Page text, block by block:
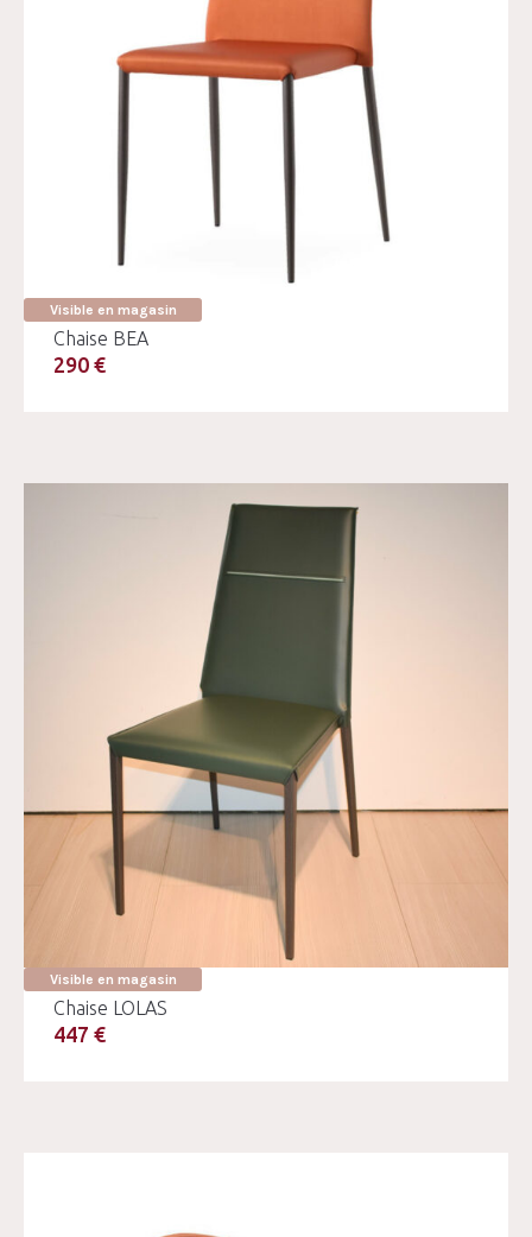
Visible en magasin
Chaise BEA
290 €
Visible en magasin
Chaise LOLAS
447 €